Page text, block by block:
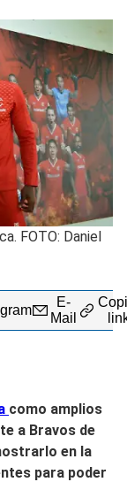
FOTO: Daniel
E-
Mail
como amplios
a Bravos de
en la
para poder